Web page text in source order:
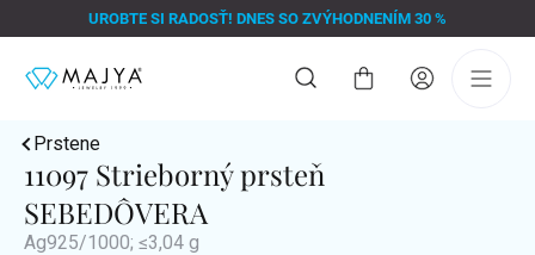
na
UROBTE SI RADOSŤ! DNES SO ZVÝHODNENÍM 30 %
Nákupný
Prstene
11097 Strieborný prsteň
SEBEDÔVERA
Ag925/1000; ≤3,04 g